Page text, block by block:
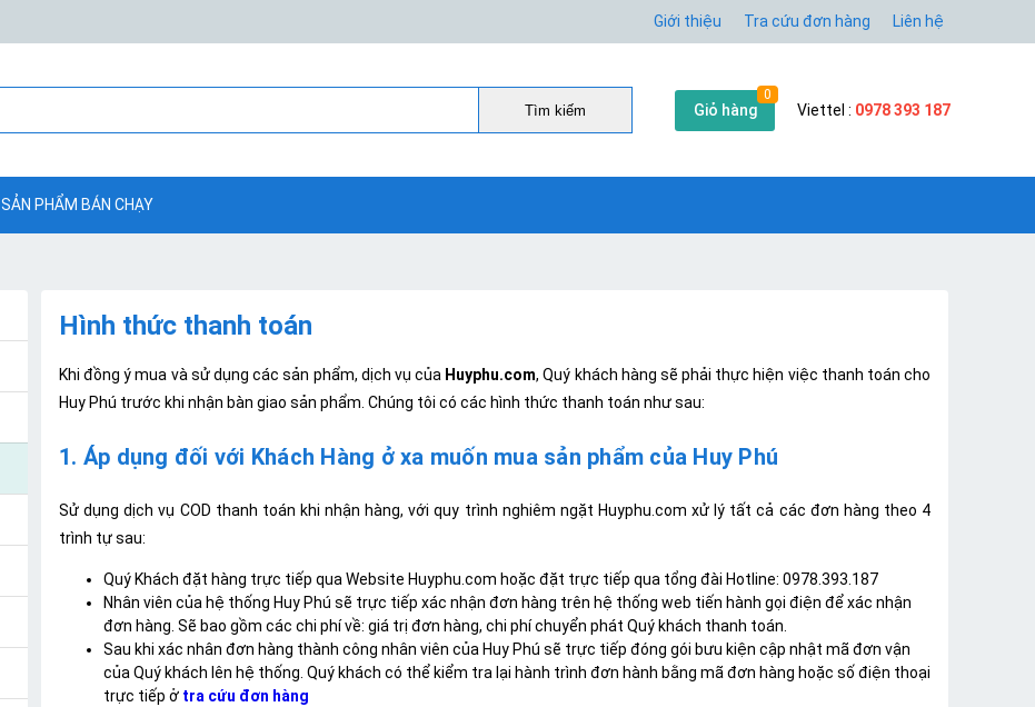
Giới thiệu Tra cứu đơn hàng Liên hệ
Tìm kiếm Giỏ hàng
0
Viettel : 0978 393 187
SẢN PHẨM BÁN CHẠY
Hình thức thanh toán
Khi đồng ý mua và sử dụng các sản phẩm, dịch vụ của Huyphu.com, Quý khách hàng sẽ phải thực hiện việc thanh toán cho
Huy Phú trước khi nhận bàn giao sản phẩm. Chúng tôi có các hình thức thanh toán như sau:
1. Áp dụng đối với Khách Hàng ở xa muốn mua sản phẩm của Huy Phú
Sử dụng dịch vụ COD thanh toán khi nhận hàng, với quy trình nghiêm ngặt Huyphu.com xử lý tất cả các đơn hàng theo 4
trình tự sau:
Quý Khách đặt hàng trực tiếp qua Website Huyphu.com hoặc đặt trực tiếp qua tổng đài Hotline: 0978.393.187
Nhân viên của hệ thống Huy Phú sẽ trực tiếp xác nhận đơn hàng trên hệ thống web tiến hành gọi điện để xác nhận
đơn hàng. Sẽ bao gồm các chi phí về: giá trị đơn hàng, chi phí chuyển phát Quý khách thanh toán.
Sau khi xác nhân đơn hàng thành công nhân viên của Huy Phú sẽ trực tiếp đóng gói bưu kiện cập nhật mã đơn vận
của Quý khách lên hệ thống. Quý khách có thể kiểm tra lại hành trình đơn hành bằng mã đơn hàng hoặc số điện thoại
trực tiếp ở tra cứu đơn hàng